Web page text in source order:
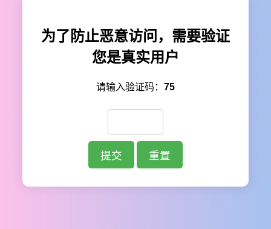
为了防止恶意访问，需要验证
您是真实用户
请输入验证码： 75
提交 重置